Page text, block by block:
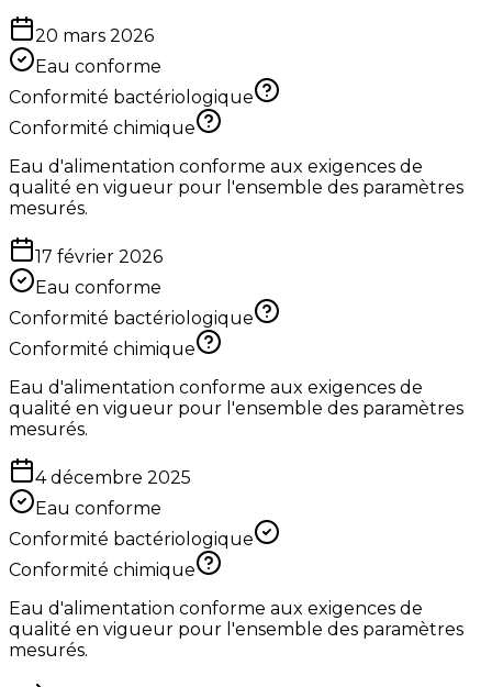
20 mars 2026
Eau conforme
Conformité bactériologique
Conformité chimique
Eau d'alimentation conforme aux exigences de
qualité en vigueur pour l'ensemble des paramètres
mesurés.
17 février 2026
Eau conforme
Conformité bactériologique
Conformité chimique
Eau d'alimentation conforme aux exigences de
qualité en vigueur pour l'ensemble des paramètres
mesurés.
4 décembre 2025
Eau conforme
Conformité bactériologique
Conformité chimique
Eau d'alimentation conforme aux exigences de
qualité en vigueur pour l'ensemble des paramètres
mesurés.